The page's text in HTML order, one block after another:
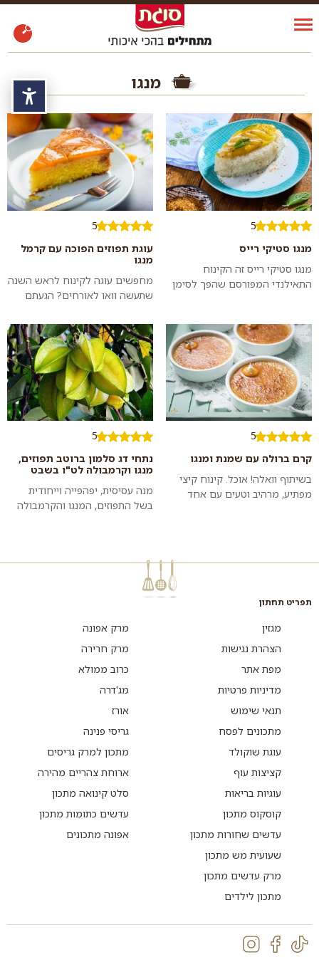
מנגו
5
מנגו סטיקי רייס
מנגו סטיקי רייס זה הקינוח
התאילנדי המפורסם שהפך לסימן
בדוכני הרחוב ו...
5
עוגת תפוזים הפוכה עם קרמל
מנגו
מחפשים עוגה לקינוח לראש השנה
שתעשה וואו לאורחים? הגעתם
ורכה בציפוי קרמל ופלחי מנגו,
שמת...
5
קרם ברולה עם שמנת ומנגו
בשיתוף וואלה! אוכל. קינוח קיצי
מפתיע, מרהיב וטעים עם אחד
5
נתחי דג סלמון ברוטב תפוזים,
מנגו וקרמבולה לט"ו בשבט
מנה עסיסית, יפהפייה וייחודית
בשל התפוזים, המנגו והקרמבולה
תפריט תחתון
מגזין
הצהרת נגישות
מפת אתר
מדיניות פרטיות
תנאי שימוש
מתכונים לפסח
עוגת שוקולד
קציצות עוף
עוגיות בריאות
קוסקוס מתכון
עדשים שחורות מתכון
שעועית מש מתכון
מרק עדשים מתכון
מתכון לילדים
מרק אפונה
מרק חרירה
כרוב ממולא
מג'דרה
אורז
גריסי פנינה
מתכון למרק גריסים
ארוחת צהריים מהירה
סלט קינואה מתכון
עדשים כתומות מתכון
אפונה מתכונים